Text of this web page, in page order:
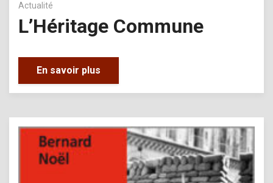
Actualité
L’Héritage Commune
En savoir plus